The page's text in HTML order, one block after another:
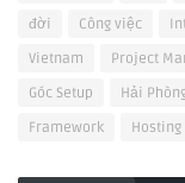
đời
Công việc
Vietnam
Project
Góc Setup
Hải
Framework
Hosting